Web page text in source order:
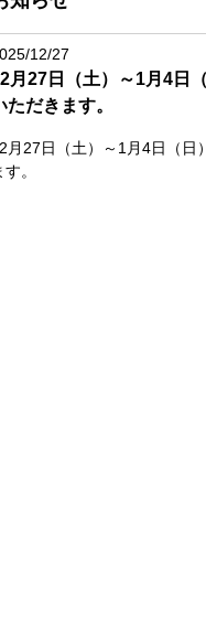
12/27
月27日（土）～1月4日
ただきます。
月27日（土）～1月4日（日
す。